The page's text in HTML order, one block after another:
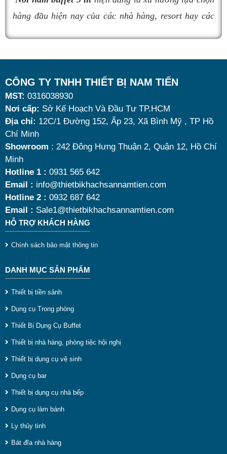
- Máy chà Sàn : Chúng là thiết bị vệ sinh công nghiệp
được sử dụng để chà rửa, làm sạch, đánh bóng và bảo
sinh công nghiệp làm sạch sàn nhanh chóng và hiệu quả
hơn hẳn làm nằng tay thủ công.
Đây chủ yếu là các sản phẩm cầm tay có kích thướt nhỏ
hàng đầu hiện nay của các nhà hàng, resort hay các
Tuy nhiên, giữa hàng loạt mẫu mã trên thị trường,
đâu là loại phù hợp nhất? Nên chọn nồi hâm buffet
dùng điện hay dùng cồn? Cùng tìm hiểu những tiêu
chí quan trọng giúp bạn chọn được mẫu
nóng thức ăn 9 lítchất lượng, bền đẹp và tối ưu chi
phí nhất hiện nay.
CÔNG TY TNHH THIẾT BỊ NAM TIẾN
MST: 0316038930
Nơi cấp: Sở Kế Hoạch Và Đầu Tư TP.HCM
Địa chỉ: 12C/1 Đường 152, Ấp 23, Xã Bình Mỹ , TP Hồ
Chí Minh
Showroom : 242 Đông Hưng Thuận 2, Quận 12, Hồ Chí
Minh
Hotline 1 : 0931 565 642
Email : info@thietbikhachsannamtien.com
Hotline 2 : 0932 687 642
Email : Sale1@thietbikhachsannamtien.com
HỖ TRỢ KHÁCH HÀNG
Chính sách bảo mật thông tin
DANH MỤC SẢN PHẨM
Thiết bị tiền sảnh
Dụng cụ Trong phòng
Thiết Bị Dụng Cụ Buffet
Thiết bị nhà hàng, phòng tiệc hội nghị
Thiết bị dụng cụ vệ sinh
Dụng cụ bar
Thiết bị dụng cụ nhà bếp
Dụng cụ làm bánh
Ly thủy tinh
Bát đĩa nhà hàng